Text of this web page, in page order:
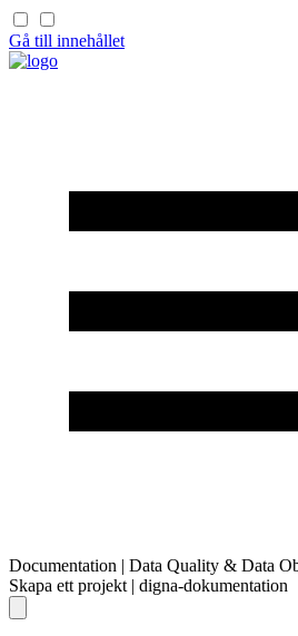
Gå till innehållet
Documentation | Data Quality & Data
Skapa ett projekt | digna-dokumentation